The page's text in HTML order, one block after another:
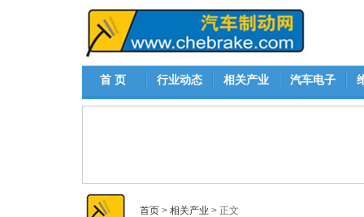
首 页 行业动态 相关产业 汽车电子
首页 > 相关产业 > 正文